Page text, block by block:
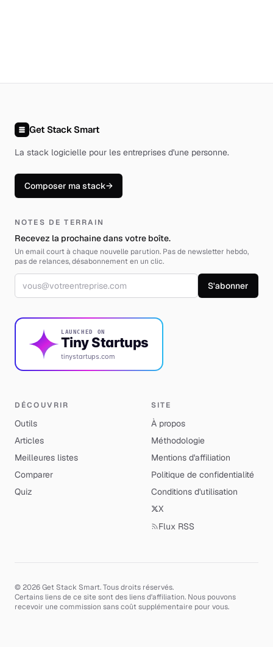
Get Stack Smart
La stack logicielle pour les entreprises d'une personne.
Composer ma stack→
NOTES DE TERRAIN
Recevez la prochaine dans votre boîte.
Un email court à chaque nouvelle parution. Pas de newsletter hebdo,
pas de relances, désabonnement en un clic.
Adresse email S'abonner
LAUNCHED ON
Tiny Startups
tinystartups.com
DÉCOUVRIR
Outils
Articles
Meilleures listes
Comparer
Quiz
SITE
À propos
Méthodologie
Mentions d'affiliation
Politique de confidentialité
Conditions d'utilisation
X
Flux RSS
© 2026 Get Stack Smart. Tous droits réservés.
Certains liens de ce site sont des liens d'affiliation. Nous pouvons
recevoir une commission sans coût supplémentaire pour vous.